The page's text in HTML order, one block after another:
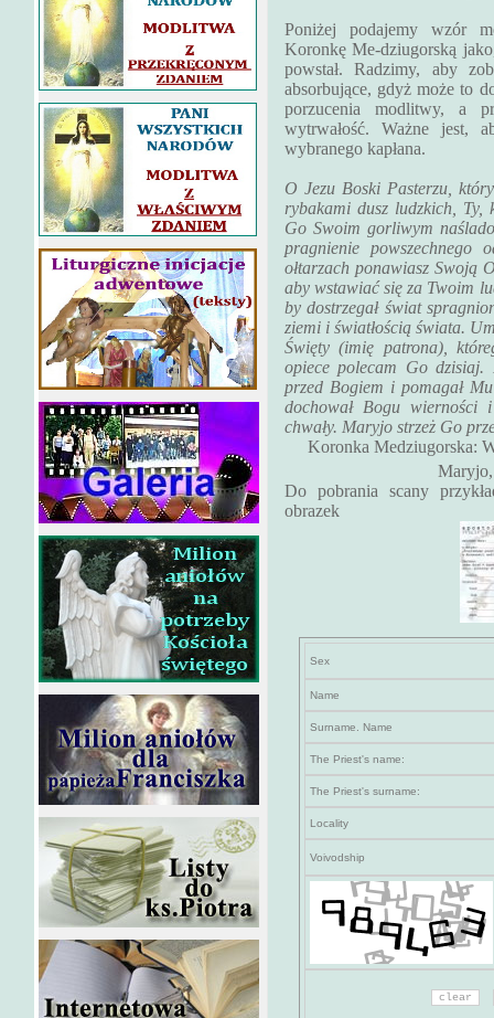
Poniżej podajemy wzór
Koronkę Me-dziugorską
powstał. Radzimy, aby
absorbujące, gdyż może to
porzucenia modlitwy, a
wytrwałość. Ważne jest,
wybranego kapłana.
O Jezu Boski Pasterzu,
rybakami dusz ludzkich, Ty,
Go Swoim gorliwym
pragnienie powszechnego
ołtarzach ponawiasz Swoją
aby wstawiać się za Twoim
by dostrzegał świat
ziemi i światłością świata.
Święty (imię patrona),
opiece polecam Go dzisiaj.
przed Bogiem i pomagał
dochował Bogu wierności
chwały. Maryjo strzeż Go
Koronka Medziugorska:
Do pobrania scany
obrazek
Sex
Name
Surname. Name
The Priest's name:
The Priest's surname:
Locality
Voivodship